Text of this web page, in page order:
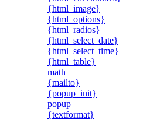
{html_image}
{html_options}
{html_radios}
{html_select_date}
{html_select_time}
{html_table}
math
{mailto}
{popup_init}
popup
{textformat}